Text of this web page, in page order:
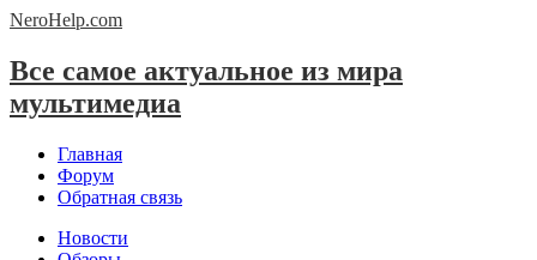
NeroHelp.com
Все самое актуальное из мира
мультимедиа
Главная
Форум
Обратная связь
Новости